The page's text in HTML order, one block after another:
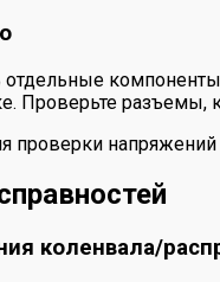
разъемы,
коленвала/